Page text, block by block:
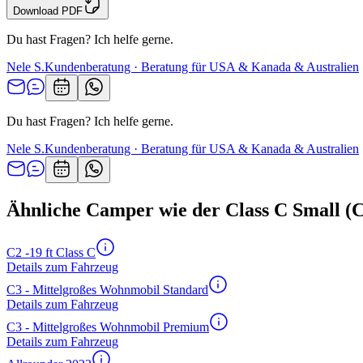
Download PDF
Du hast Fragen? Ich helfe gerne.
Nele S.Kundenberatung · Beratung für USA & Kanada & Australien
Du hast Fragen? Ich helfe gerne.
Nele S.Kundenberatung · Beratung für USA & Kanada & Australien
Ähnliche Camper wie der Class C Small
C2 -19 ft Class C
Details zum Fahrzeug
C3 - Mittelgroßes Wohnmobil Standard
Details zum Fahrzeug
C3 - Mittelgroßes Wohnmobil Premium
Details zum Fahrzeug